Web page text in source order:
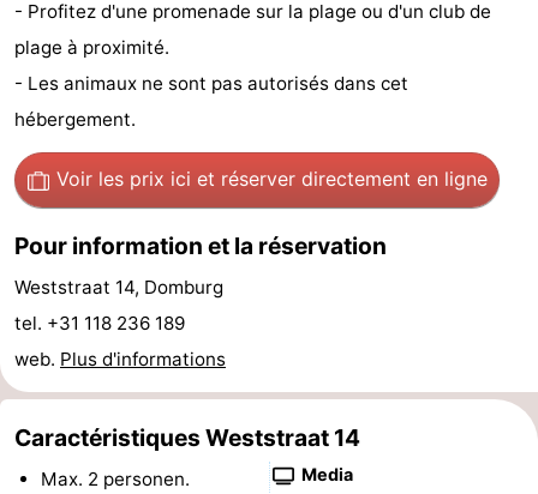
Voir
et
faire
Lieux
d'intérêt
-
Musées
-
Monuments
-
Moulins
-
Points
de
Attractions
-
- Profitez d'une promenade sur la plage ou d'un club de
plage à proximité.
- Les animaux ne sont pas autorisés dans cet
hébergement.
Voir les prix ici et réserver directement en ligne
Pour information et la réservation
Weststraat 14, Domburg
tel. +31 118 236 189
web. Plus d'informations
Caractéristiques Weststraat 14
Max. 2 personen.
Media